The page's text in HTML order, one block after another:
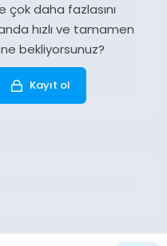
çok daha fazlasını
hızlı ve tamamen
bekliyorsunuz?
Kayıt ol